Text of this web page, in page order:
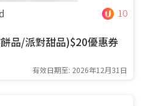
10
品/派對甜品)$20優惠券
有效日期至: 2026年12月31日